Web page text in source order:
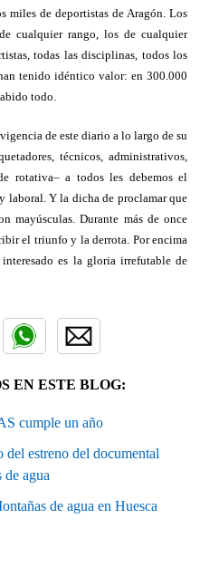
miles de deportistas de Aragón. Los
cualquier rango, los de cualquier
todas las disciplinas, todos los
tenido idéntico valor: en 300.000
todo.
de este diario a lo largo de su
técnicos, administrativos,
rotativa– a todos les debemos el
laboral. Y la dicha de proclamar que
mayúsculas. Durante más de once
el triunfo y la derrota. Por encima
es la gloria irrefutable de
EN ESTE BLOG:
cumple un año
del estreno del documental
agua
de agua en Huesca